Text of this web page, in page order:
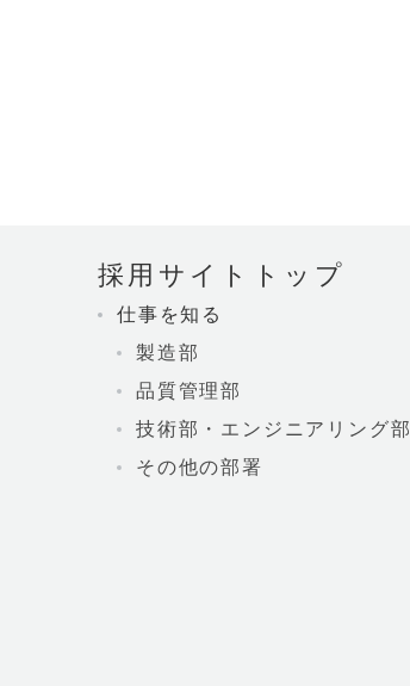
採用サイトトップ
仕事を知る
製造部
品質管理部
技術部・エンジニアリング部
その他の部署